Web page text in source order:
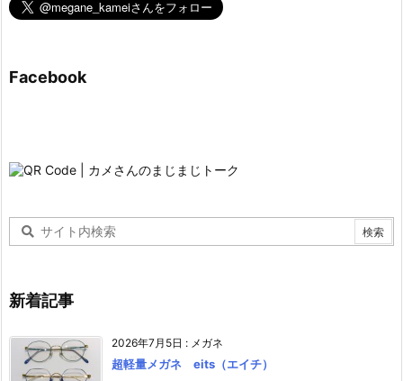
Facebook
新着記事
2026年7月5日 : メガネ
超軽量メガネ eits（エイチ）